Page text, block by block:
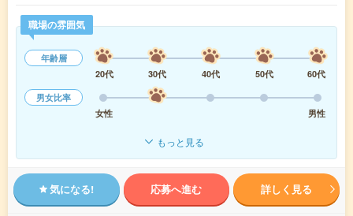
職場の雰囲気
年齢層
20代
30代 40代 50代
60代
男女比率
女性
男性
もっと見る
気になる! 応募へ進む 詳しく見る